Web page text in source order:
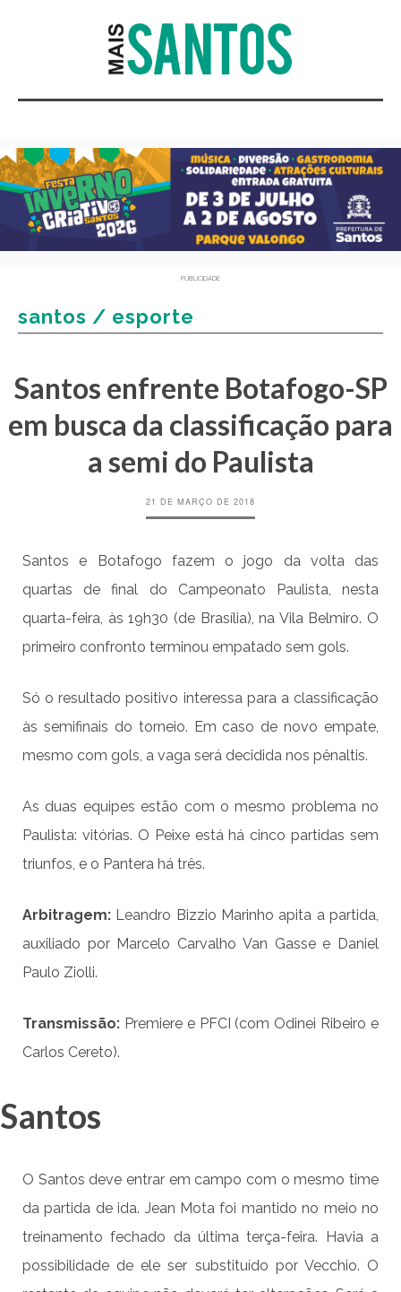
PUBLICIDADE
santos / esporte
Santos enfrente Botafogo-SP
em busca da classificação para
a semi do Paulista
21 DE MARÇO DE 2018
Santos e Botafogo fazem o jogo da volta das
quartas de final do Campeonato Paulista, nesta
quarta-feira, às 19h30 (de Brasília), na Vila Belmiro. O
primeiro confronto terminou empatado sem gols.
Só o resultado positivo interessa para a classificação
às semifinais do torneio. Em caso de novo empate,
mesmo com gols, a vaga será decidida nos pênaltis.
As duas equipes estão com o mesmo problema no
Paulista: vitórias. O Peixe está há cinco partidas sem
triunfos, e o Pantera há três.
Arbitragem: Leandro Bizzio Marinho apita a partida,
auxiliado por Marcelo Carvalho Van Gasse e Daniel
Paulo Ziolli.
Transmissão: Premiere e PFCI (com Odinei Ribeiro e
Carlos Cereto).
Santos
O Santos deve entrar em campo com o mesmo time
da partida de ida. Jean Mota foi mantido no meio no
treinamento fechado da última terça-feira. Havia a
possibilidade de ele ser substituído por Vecchio. O